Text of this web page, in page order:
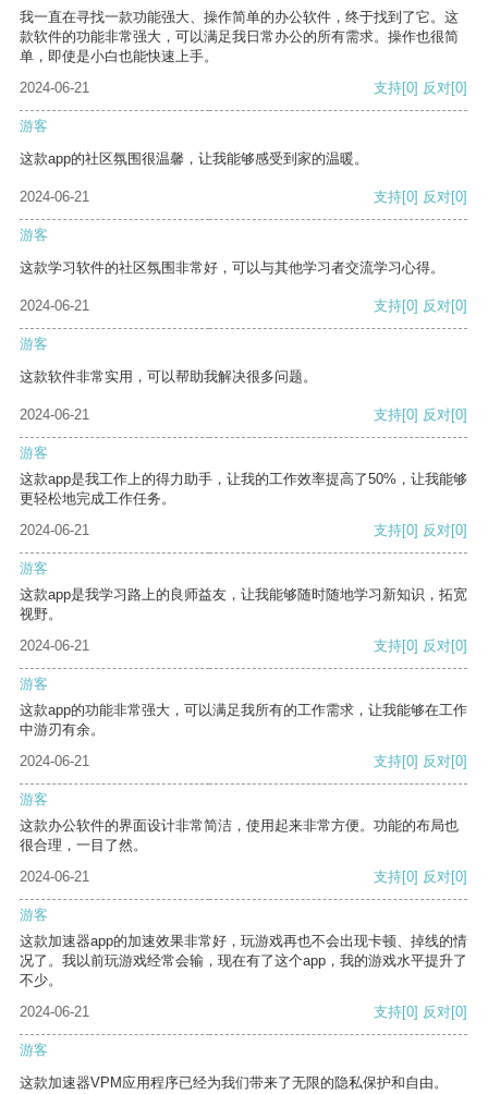
我一直在寻找一款功能强大、操作简单的办公软件，终于找到了它。这
款软件的功能非常强大，可以满足我日常办公的所有需求。操作也很简
单，即使是小白也能快速上手。
2024-06-21
支持[0] 反对[0]
游客
这款app的社区氛围很温馨，让我能够感受到家的温暖。
2024-06-21 支持[0] 反对[0]
游客
这款学习软件的社区氛围非常好，可以与其他学习者交流学习心得。
2024-06-21 支持[0] 反对[0]
游客
这款软件非常实用，可以帮助我解决很多问题。
2024-06-21 支持[0] 反对[0]
游客
这款app是我工作上的得力助手，让我的工作效率提高了50%，让我能够
更轻松地完成工作任务。
2024-06-21
支持[0] 反对[0]
游客
这款app是我学习路上的良师益友，让我能够随时随地学习新知识，拓宽
视野。
2024-06-21
支持[0] 反对[0]
游客
这款app的功能非常强大，可以满足我所有的工作需求，让我能够在工作
中游刃有余。
2024-06-21
支持[0] 反对[0]
游客
这款办公软件的界面设计非常简洁，使用起来非常方便。功能的布局也
很合理，一目了然。
2024-06-21
支持[0] 反对[0]
游客
这款加速器app的加速效果非常好，玩游戏再也不会出现卡顿、掉线的情
况了。我以前玩游戏经常会输，现在有了这个app，我的游戏水平提升了
不少。
2024-06-21
支持[0] 反对[0]
游客
这款加速器VPM应用程序已经为我们带来了无限的隐私保护和自由。